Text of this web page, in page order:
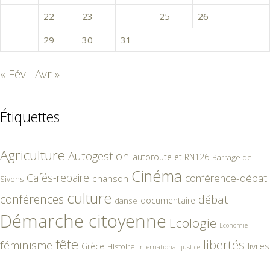
22 23 25 26
29 30 31
« Fév Avr »
Étiquettes
Agriculture Autogestion autoroute et RN126 Barrage de
Sivens Cafés-repaire chanson Cinéma conférence-débat
conférences culture danse documentaire débat
Démarche citoyenne Ecologie Economie
féminisme fête Grèce Histoire International justice libertés livres